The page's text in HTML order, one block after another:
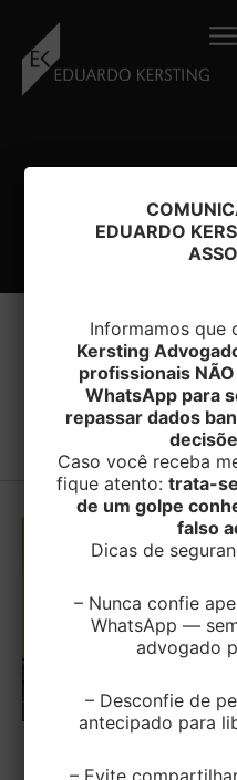
conteúdo
EDUARDO
Informamos que
Kersting
profissionais
WhatsApp para
repassar dados
Caso você receba
fique atento: trata-
de um golpe
falso
Dicas de
– Nunca confie
WhatsApp —
advogado
– Desconfie de
antecipado para
– Evite